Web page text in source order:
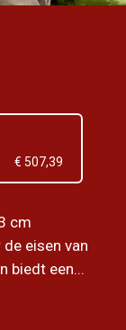
€ 507,39
cm
eisen van
biedt een...